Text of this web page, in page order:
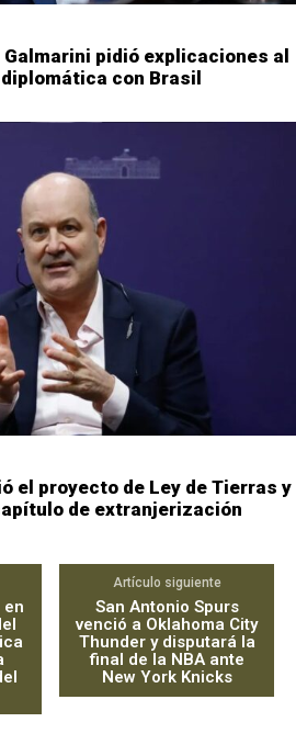
pidió explicaciones al
con Brasil
el proyecto de Ley de Tierras y
de extranjerización
en
Artículo siguiente
San Antonio Spurs
venció a Oklahoma City
Thunder y disputará la
final de la NBA ante
New York Knicks